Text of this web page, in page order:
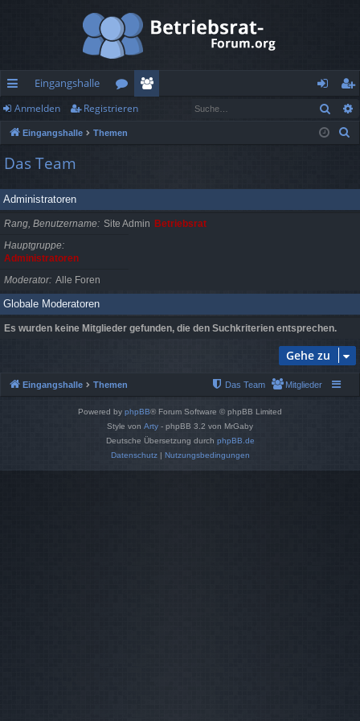
ch
ne
llz
ug
f
Eingangshalle
or
en
r
n
m
de
eg
ist
re
Anmelden Registrieren
Eingangshalle Themen
Das Team
Administratoren
Rang, Benutzername Site Admin Betriebsrat
Hauptgruppe
Administratoren
Moderator Alle Foren
Globale Moderatoren
Es wurden keine Mitglieder gefunden, die den Suchkriterien entsprechen.
Gehe zu
Eingangshalle Themen Mitglieder
Das Team
Powered by phpBB® Forum Software © phpBB Limited
Style von Arty - phpBB 3.2 von MrGaby
Deutsche Übersetzung durch phpBB.de
Datenschutz| Nutzungsbedingungen